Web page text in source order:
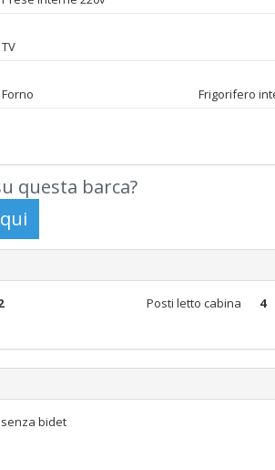
TV
Forno Frigorifero
questa barca?
Posti letto cabina
4
bidet